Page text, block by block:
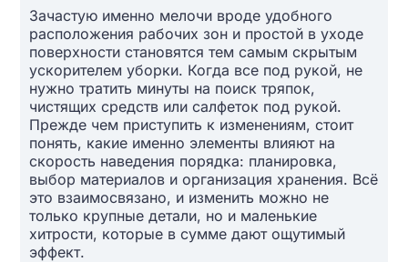
Зачастую именно мелочи вроде удобного
расположения рабочих зон и простой в уходе
поверхности становятся тем самым скрытым
ускорителем уборки. Когда все под рукой, не
нужно тратить минуты на поиск тряпок,
чистящих средств или салфеток под рукой.
Прежде чем приступить к изменениям, стоит
понять, какие именно элементы влияют на
скорость наведения порядка: планировка,
выбор материалов и организация хранения. Всё
это взаимосвязано, и изменить можно не
только крупные детали, но и маленькие
хитрости, которые в сумме дают ощутимый
эффект.